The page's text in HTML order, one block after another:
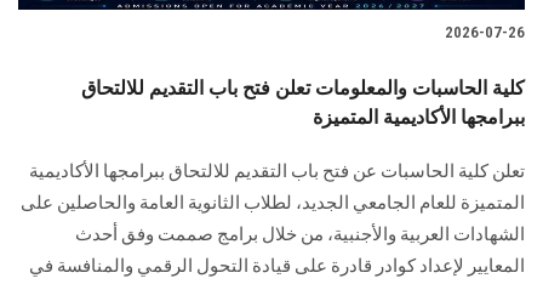
2026-07-26
كلية الحاسبات والمعلومات تعلن فتح باب التقديم للالتحاق
ببرامجها الأكاديمية المتميزة
تعلن كلية الحاسبات عن فتح باب التقديم للالتحاق ببرامجها الأكاديمية
المتميزة للعام الجامعي الجديد، لطلاب الثانوية العامة والحاصلين على
الشهادات العربية والأجنبية، من خلال برامج صممت وفق أحدث
المعايير لإعداد كوادر قادرة على قيادة التحول الرقمي والمنافسة في